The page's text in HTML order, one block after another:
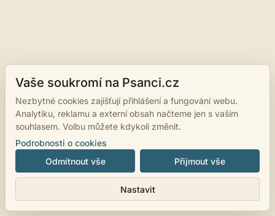
Vaše soukromí na Psanci.cz
Nezbytné cookies zajišťují přihlášení a fungování webu.
Analytiku, reklamu a externí obsah načteme jen s vaším
souhlasem. Volbu můžete kdykoli změnit.
Podrobnosti o cookies
Odmítnout vše
Nastavit
Přijmout vše